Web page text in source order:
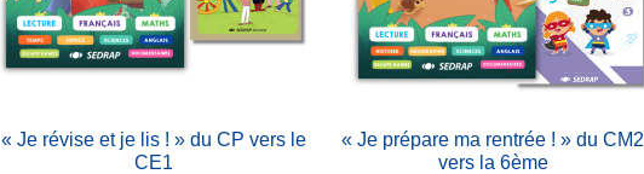
« Je révise et je lis ! » du CP vers le
CE1
« Je prépare ma rentrée ! » du CM2
vers la 6ème